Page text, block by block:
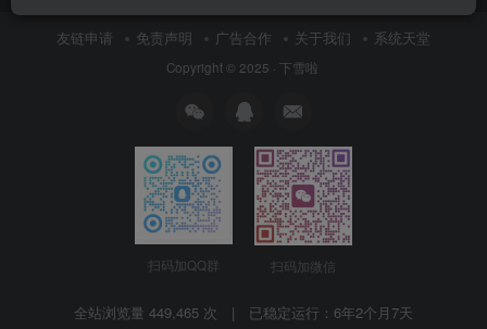
友链申请 免责声明 广告合作 关于我们 系统天堂
Copyright © 2025 · 下雪啦
扫码加QQ群 扫码加微信
全站浏览量 449,465 次 | 已稳定运行： 6年2个月7天